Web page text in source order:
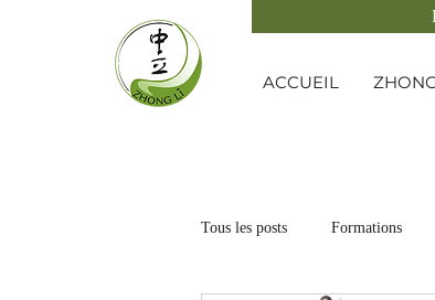
ACCUEIL
Tous les posts Formations